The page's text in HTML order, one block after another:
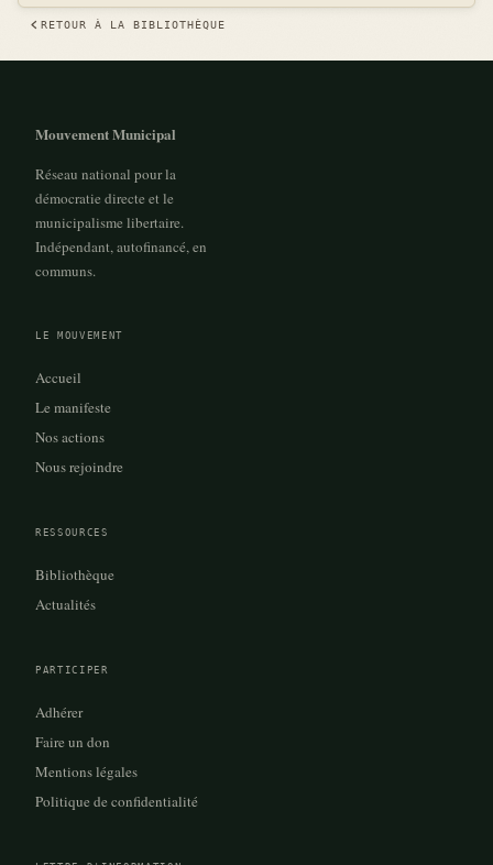
RETOUR À LA BIBLIOTHÈQUE
Mouvement Municipal
Réseau national pour la
démocratie directe et le
municipalisme libertaire.
Indépendant, autofinancé, en
communs.
LE MOUVEMENT
Accueil
Le manifeste
Nos actions
Nous rejoindre
RESSOURCES
Bibliothèque
Actualités
PARTICIPER
Adhérer
Faire un don
Mentions légales
Politique de confidentialité